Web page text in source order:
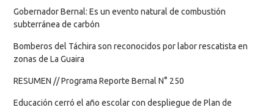
Gobernador Bernal: Es un evento natural de combustión
subterránea de carbón
Bomberos del Táchira son reconocidos por labor rescatista en
zonas de La Guaira
RESUMEN // Programa Reporte Bernal N° 250
Educación cerró el año escolar con despliegue de Plan de